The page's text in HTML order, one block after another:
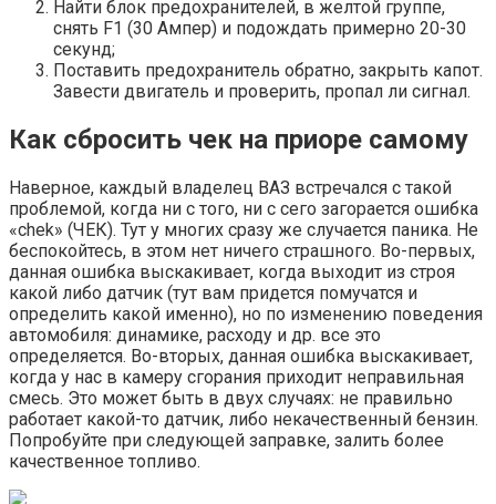
Найти блок предохранителей, в желтой группе,
снять F1 (30 Ампер) и подождать примерно 20-30
секунд;
Поставить предохранитель обратно, закрыть капот.
Завести двигатель и проверить, пропал ли сигнал.
Как сбросить чек на приоре самому
Наверное, каждый владелец ВАЗ встречался с такой
проблемой, когда ни с того, ни с сего загорается ошибка
«chek» (ЧЕК). Тут у многих сразу же случается паника. Не
беспокойтесь, в этом нет ничего страшного. Во-первых,
данная ошибка выскакивает, когда выходит из строя
какой либо датчик (тут вам придется помучатся и
определить какой именно), но по изменению поведения
автомобиля: динамике, расходу и др. все это
определяется. Во-вторых, данная ошибка выскакивает,
когда у нас в камеру сгорания приходит неправильная
смесь. Это может быть в двух случаях: не правильно
работает какой-то датчик, либо некачественный бензин.
Попробуйте при следующей заправке, залить более
качественное топливо.